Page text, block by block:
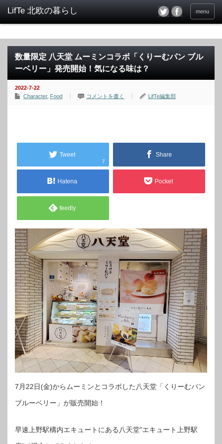
menu
数量限定 八天堂 ムーミンコラボ「くりーむパン ブル
ーベリー」発売開始！気になる味は？
2022-7-22
Character, Food コメントを書く LifTe編集部
Tweet
7
Share
Hatena Pocket
feedly
7月22日(金)からムーミンとコラボした八天堂「くりーむパン
ブルーベリー」が販売開始！
早速上野駅構内エキュートにある八天堂"エキュート上野駅